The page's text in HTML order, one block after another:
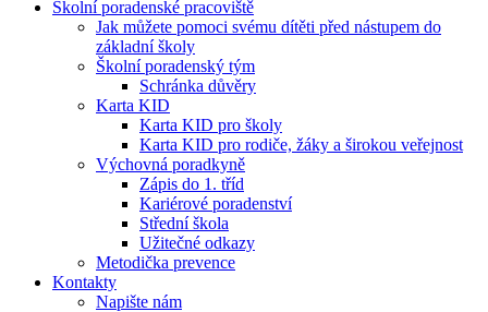
Školní poradenské pracoviště
Jak můžete pomoci svému dítěti před nástupem do
základní školy
Školní poradenský tým
Schránka důvěry
Karta KID
Karta KID pro školy
Karta KID pro rodiče, žáky a širokou veřejnost
Výchovná poradkyně
Zápis do 1. tříd
Kariérové poradenství
Střední škola
Užitečné odkazy
Metodička prevence
Kontakty
Napište nám